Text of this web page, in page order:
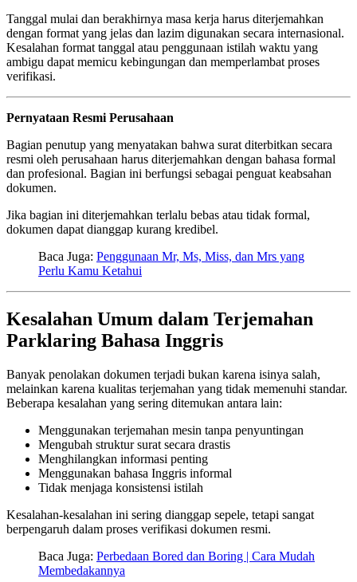
Tanggal mulai dan berakhirnya masa kerja harus diterjemahkan
dengan format yang jelas dan lazim digunakan secara internasional.
Kesalahan format tanggal atau penggunaan istilah waktu yang
ambigu dapat memicu kebingungan dan memperlambat proses
verifikasi.
Pernyataan Resmi Perusahaan
Bagian penutup yang menyatakan bahwa surat diterbitkan secara
resmi oleh perusahaan harus diterjemahkan dengan bahasa formal
dan profesional. Bagian ini berfungsi sebagai penguat keabsahan
dokumen.
Jika bagian ini diterjemahkan terlalu bebas atau tidak formal,
dokumen dapat dianggap kurang kredibel.
Baca Juga: Penggunaan Mr, Ms, Miss, dan Mrs yang
Perlu Kamu Ketahui
Kesalahan Umum dalam Terjemahan
Parklaring Bahasa Inggris
Banyak penolakan dokumen terjadi bukan karena isinya salah,
melainkan karena kualitas terjemahan yang tidak memenuhi standar.
Beberapa kesalahan yang sering ditemukan antara lain:
Menggunakan terjemahan mesin tanpa penyuntingan
Mengubah struktur surat secara drastis
Menghilangkan informasi penting
Menggunakan bahasa Inggris informal
Tidak menjaga konsistensi istilah
Kesalahan-kesalahan ini sering dianggap sepele, tetapi sangat
berpengaruh dalam proses verifikasi dokumen resmi.
Baca Juga: Perbedaan Bored dan Boring | Cara Mudah
Membedakannya